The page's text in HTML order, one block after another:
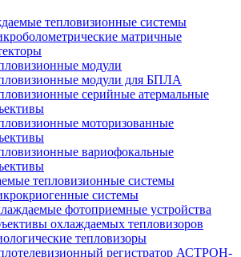
тепловизионные системы
матричные
модули
модули для БПЛА
серийные атермальные
моторизованные
вариофокальные
тепловизионные системы
системы
фотоприемные устройства
охлаждаемых тепловизоров
тепловизоры
регистратор АСТРОН-